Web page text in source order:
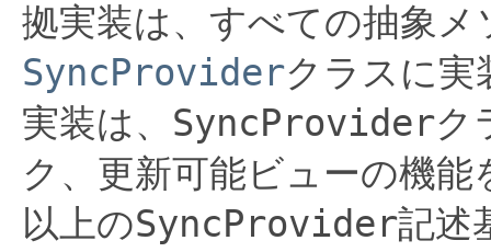
拠実装は、すべての抽象メ
SyncProviderクラスに実
実装は、 SyncProviderク
ク、更新可能ビューの機能
以上のSyncProvider記述